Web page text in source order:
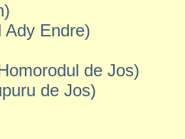
Ady Endre)
de Jos)
de Jos)